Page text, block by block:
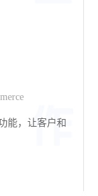
能，让客户和